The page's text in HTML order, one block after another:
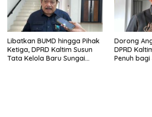
Libatkan BUMD hingga Pihak
Ketiga, DPRD Kaltim Susun
Tata Kelola Baru Sungai
Dorong
DPRD
Penuh